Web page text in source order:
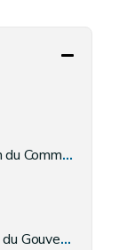
Gouvernement